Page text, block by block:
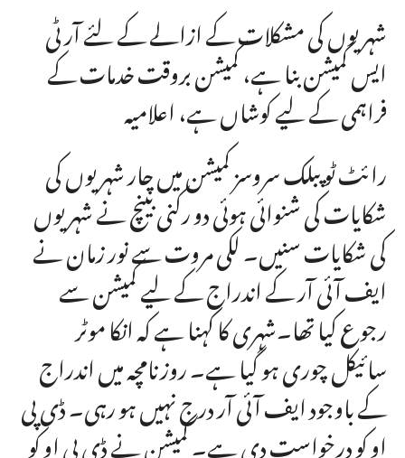
شہریوں کی مشکلات کے ازالے کے لئے آر ٹی
ایس کمیشن بنا ہے، کمیشن بروقت خدمات کے
فراہمی کے لیے کوشاں ہے، اعلامیہ
رائٹ ٹو پبلک سروسز کمیشن میں چار شہریوں کی
شکایات کی شنوائی ہوئی دو رکنی بینچ نے شہریوں
کی شکایات سنیں۔ لکی مروت سے نور زمان نے
ایف آئی آر کے اندراج کے لیے کمیشن سے
رجوع کیا تھا۔شہری کا کہنا ہے کہ انکا موٹر
سائیکل چوری ہو گیا ہے۔ روزنامچہ میں اندراج
کے باوجود ایف آئی آر درج نہیں ہو رہی۔ ڈی پی
او کو درخواست دی ہے۔ کمیشن نے ڈی پی او کو